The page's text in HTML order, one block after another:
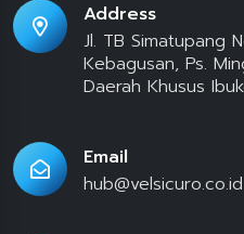
Address
Jl. TB Simatupang
Kebagusan, Ps.
Daerah Khusus
Email
hub@velsicuro.co.id